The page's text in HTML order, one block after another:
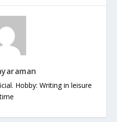
Hobby: Writing in leisure